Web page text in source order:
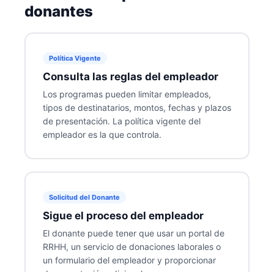
donantes
Política Vigente
Consulta las reglas del empleador
Los programas pueden limitar empleados,
tipos de destinatarios, montos, fechas y plazos
de presentación. La política vigente del
empleador es la que controla.
Solicitud del Donante
Sigue el proceso del empleador
El donante puede tener que usar un portal de
RRHH, un servicio de donaciones laborales o
un formulario del empleador y proporcionar